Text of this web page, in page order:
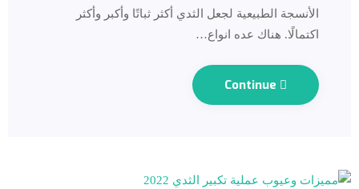
الأنسجة الطبيعية لجعل الثدي أكثر ثباتًا وأكبر وأكثر
اكتمالًا. ‎هناك عده انواع…
Continue